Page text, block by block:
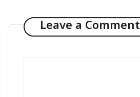
Leave a Comment